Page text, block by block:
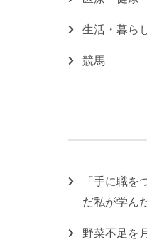
生活・暮ら
競馬
「手に職
だ私が学ん
野菜不足を